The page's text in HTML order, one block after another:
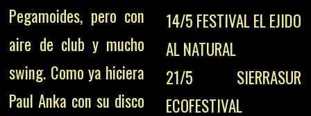
Pegamoides, pero con
aire de club y mucho
swing. Como ya hiciera
Paul Anka con su disco
14/5 FESTIVAL EL EJIDO
AL NATURAL
21/5 SIERRASUR
ECOFESTIVAL